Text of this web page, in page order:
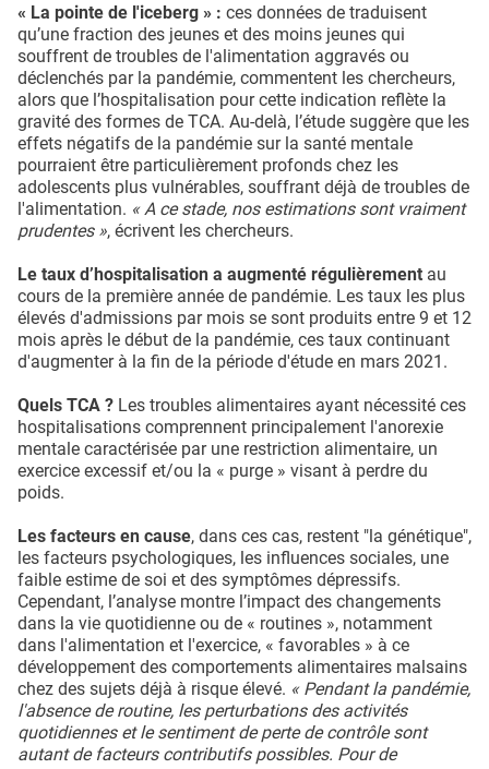
« La pointe de l'iceberg » : ces données de traduisent
qu’une fraction des jeunes et des moins jeunes qui
souffrent de troubles de l'alimentation aggravés ou
déclenchés par la pandémie, commentent les chercheurs,
alors que l’hospitalisation pour cette indication reflète la
gravité des formes de TCA. Au-delà, l’étude suggère que les
effets négatifs de la pandémie sur la santé mentale
pourraient être particulièrement profonds chez les
adolescents plus vulnérables, souffrant déjà de troubles de
l'alimentation. « A ce stade, nos estimations sont vraiment
prudentes », écrivent les chercheurs.
Le taux d’hospitalisation a augmenté régulièrement au
cours de la première année de pandémie. Les taux les plus
élevés d'admissions par mois se sont produits entre 9 et 12
mois après le début de la pandémie, ces taux continuant
d'augmenter à la fin de la période d'étude en mars 2021.
Quels TCA ? Les troubles alimentaires ayant nécessité ces
hospitalisations comprennent principalement l'anorexie
mentale caractérisée par une restriction alimentaire, un
exercice excessif et/ou la « purge » visant à perdre du
poids.
Les facteurs en cause, dans ces cas, restent "la génétique",
les facteurs psychologiques, les influences sociales, une
faible estime de soi et des symptômes dépressifs.
Cependant, l’analyse montre l’impact des changements
dans la vie quotidienne ou de « routines », notamment
dans l'alimentation et l'exercice, « favorables » à ce
développement des comportements alimentaires malsains
chez des sujets déjà à risque élevé. « Pendant la pandémie,
l'absence de routine, les perturbations des activités
quotidiennes et le sentiment de perte de contrôle sont
autant de facteurs contributifs possibles. Pour de